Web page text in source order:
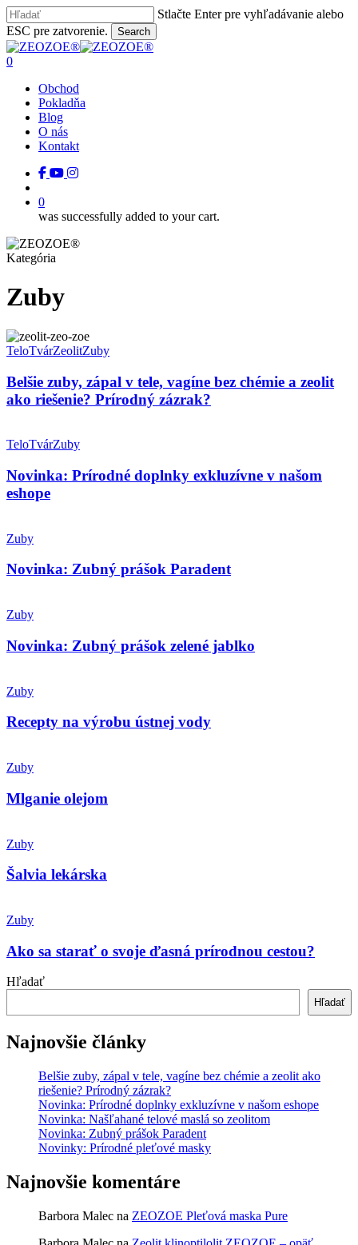
Skip
to
main
content
Stlačte Enter pre vyhľadávanie alebo
ESC pre zatvorenie.
Search
Close
Search
search
0
Obchod
Pokladňa
Blog
O nás
Kontakt
facebook
youtubeinstagram
tiktok
0
was successfully added to your cart.
Kategória
Zuby
Belšie
zuby,
v
tele,
vagíne
a
ako
riešenie?
TeloTvárZeolitZuby
Belšie zuby, zápal v tele, vagíne bez chémie a zeolit
ako riešenie? Prírodný zázrak?
Prírodné
exkluzívne
v
našom
TeloTvárZuby
Novinka: Prírodné doplnky exkluzívne v našom
eshope
Zubný
Paradent
Zuby
Novinka: Zubný prášok Paradent
Zubný
zelené
jablko
Zuby
Novinka: Zubný prášok zelené jablko
na
ústnej
Zuby
Recepty na výrobu ústnej vody
olejom
Zuby
Mlganie olejom
lekárska
Zuby
Šalvia lekárska
sa
o
svoje
ďasná
prírodnou
Zuby
Ako sa starať o svoje ďasná prírodnou cestou?
Hľadať
Hľadať
Najnovšie články
Belšie zuby, zápal v tele, vagíne bez chémie a zeolit ako
riešenie? Prírodný zázrak?
Novinka: Prírodné doplnky exkluzívne v našom eshope
Novinka: Našľahané telové maslá so zeolitom
Novinka: Zubný prášok Paradent
Novinky: Prírodné pleťové masky
Najnovšie komentáre
Barbora Malec na ZEOZOE Pleťová maska Pure